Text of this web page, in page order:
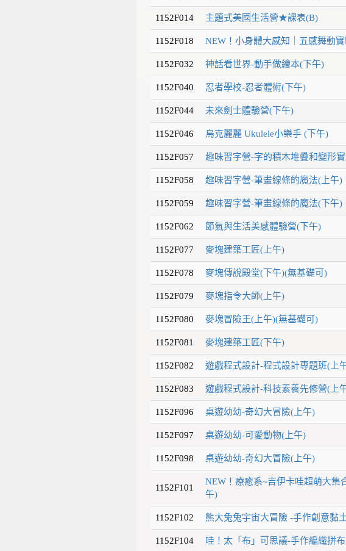
1152F014 主題式美國生活營★課表(B)
1152F018 NEW！小身體大感知｜五感舞動
1152F032 神話看世界-動手做繪本(下午)
1152F040 忍者學校-忍者體術(下午)
1152F044 未來劍士體驗營(下午)
1152F046 烏克麗麗 Ukulele小樂手 (下午)
1152F057 趣味習字營-字的積木堆疊和變形
1152F058 趣味習字營-筆畫線條的魔法(上午)
1152F059 趣味習字營-筆畫線條的魔法(下午)
1152F062 節氣與生活美感體驗營(下午)
1152F077 麥塊建築工匠(上午)
1152F078 麥塊傳說殿堂(下午)(無基礎可)
1152F079 麥塊指令大師(上午)
1152F080 麥塊冒險王(上午)(無基礎可)
1152F081 麥塊建築工匠(下午)
1152F082 遊戲程式設計-程式設計專題班(上
1152F083 遊戲程式設計-科技素養先修營(上
1152F096 桌遊幼幼-奇幻大冒險(上午)
1152F097 桌遊幼幼-可愛動物(上午)
1152F098 桌遊幼幼-奇幻大冒險(上午)
1152F101
NEW！療癒系~吉伊卡哇超萌大集
午)
1152F102 熊大兔兔宇宙大冒險 -手作創意黏
1152F104 哇！太「布」可思議-手作編織拼